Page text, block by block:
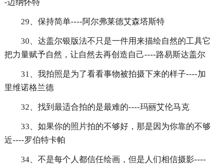
-迈纳怀特
29、保持简单----阿尔弗莱德艾森塔斯特
30、达盖尔银版法不只是一件用来描绘自然的工具它
把力量赋予自然，让自然去再创造自己----路易斯达盖尔
31、我拍照是为了看看事物被拍摄下来的样子----加
里维诺格兰德
32、找到最适合拍的是最难的----玛丽艾伦马克
33、如果你的照片拍的不够好，那是因为你靠的不够
近----罗伯特卡帕
34、不是每个人都信任绘画，但是人们相信摄影----